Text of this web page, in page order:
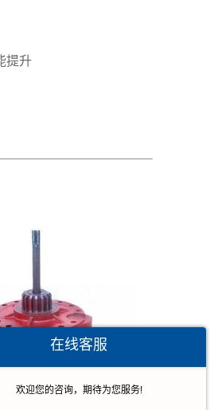
提升
在线客服
欢迎您的咨询，期待为您服务!